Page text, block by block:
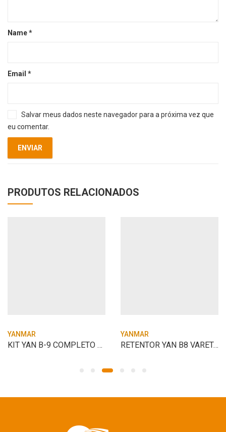
Name*
Email *
Salvar meus dados neste navegador para a próxima vez que
eu comentar.
PRODUTOS RELACIONADOS
YANMAR
KIT YAN B-9 COMPLETO PARALELO
YANMAR
RETENTOR YAN B8 VARETA VALVULA